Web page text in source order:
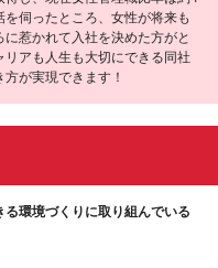
伺ったところ、女性が将来も
惹かれて入社を決めた方がと
アも人生も大切にできる同社
が実現できます！
環境づくりに取り組んでいる